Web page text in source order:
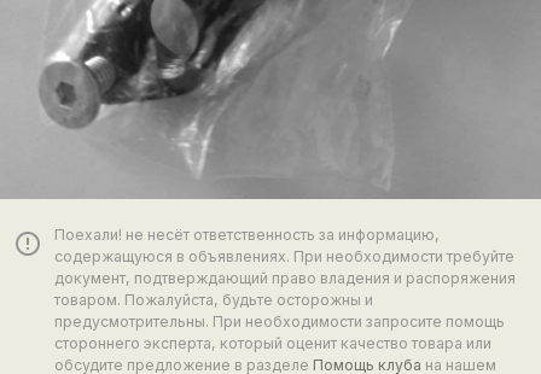
error_outline
Поехали! не несёт ответственность за информацию,
содержащуюся в объявлениях. При необходимости требуйте
документ, подтверждающий право владения и распоряжения
товаром. Пожалуйста, будьте осторожны и
предусмотрительны. При необходимости запросите помощь
стороннего эксперта, который оценит качество товара или
обсудите предложение в разделе Помощь клуба на нашем